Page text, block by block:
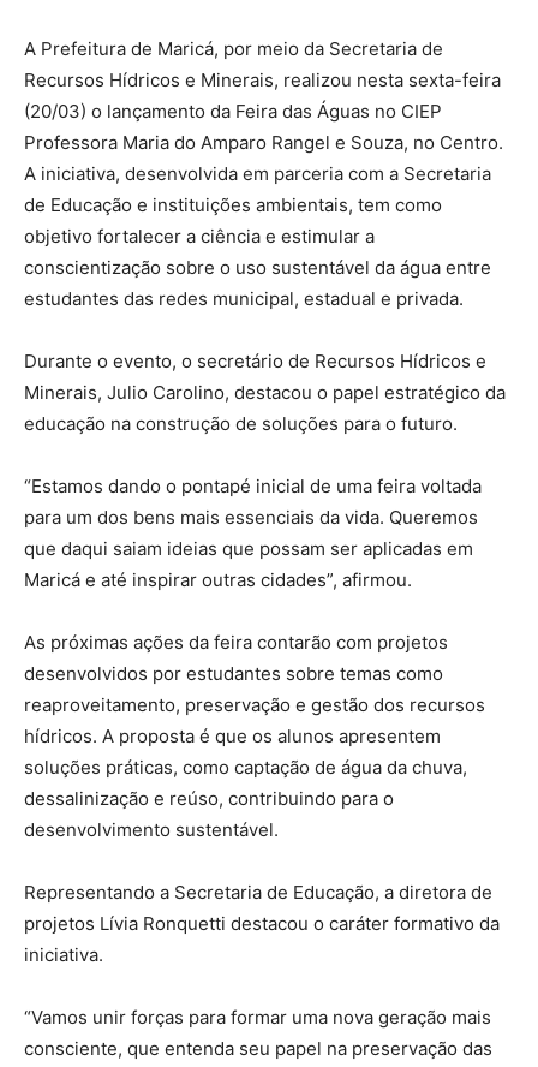
A Prefeitura de Maricá, por meio da Secretaria de
Recursos Hídricos e Minerais, realizou nesta sexta-feira
(20/03) o lançamento da Feira das Águas no CIEP
Professora Maria do Amparo Rangel e Souza, no Centro.
A iniciativa, desenvolvida em parceria com a Secretaria
de Educação e instituições ambientais, tem como
objetivo fortalecer a ciência e estimular a
conscientização sobre o uso sustentável da água entre
estudantes das redes municipal, estadual e privada.
Durante o evento, o secretário de Recursos Hídricos e
Minerais, Julio Carolino, destacou o papel estratégico da
educação na construção de soluções para o futuro.
“Estamos dando o pontapé inicial de uma feira voltada
para um dos bens mais essenciais da vida. Queremos
que daqui saiam ideias que possam ser aplicadas em
Maricá e até inspirar outras cidades”, afirmou.
As próximas ações da feira contarão com projetos
desenvolvidos por estudantes sobre temas como
reaproveitamento, preservação e gestão dos recursos
hídricos. A proposta é que os alunos apresentem
soluções práticas, como captação de água da chuva,
dessalinização e reúso, contribuindo para o
desenvolvimento sustentável.
Representando a Secretaria de Educação, a diretora de
projetos Lívia Ronquetti destacou o caráter formativo da
iniciativa.
“Vamos unir forças para formar uma nova geração mais
consciente, que entenda seu papel na preservação das